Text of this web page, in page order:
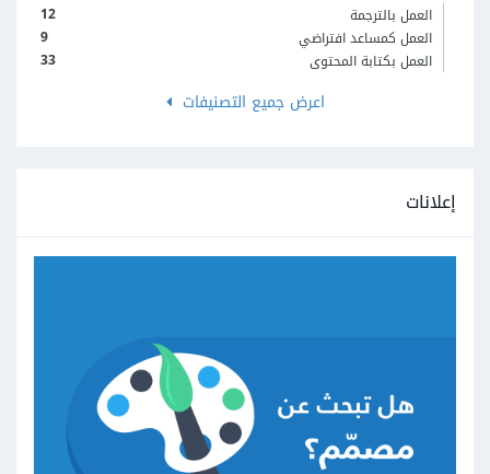
12
العمل بالترجمة
9
العمل كمساعد افتراضي
33
العمل بكتابة المحتوى
اعرض جميع التصنيفات
إعلانات